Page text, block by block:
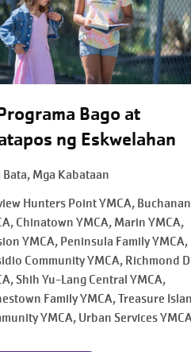
Bago at
ng Eskwelahan
Bata, Mga Kabataan
Hunters Point YMCA, Buchanan
Chinatown YMCA, Marin YMCA,
YMCA, Peninsula Family YMCA,
Community YMCA, Richmond
Shih Yu-Lang Central YMCA,
Family YMCA, Treasure
YMCA, Urban Services